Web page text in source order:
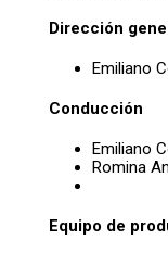
Dirección
Emiliano
Conducción
Emiliano
Romina
Equipo de